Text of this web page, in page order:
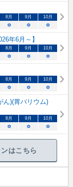
8月 9月 10月
○ ○ ○
年6月～】
8月 9月 10月
○ ○ ○
8月 9月 10月
○ ○ ○
ん)(胃バリウム)
8月 9月 10月
○ ○ ○
はこちら